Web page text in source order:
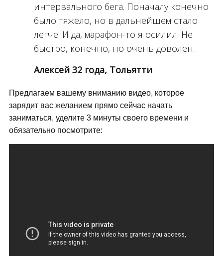
интервального бега. Поначалу конечно
было тяжело, но в дальнейшем стало
легче. И да, марафон-то я осилил. Не
быстро, конечно, но очень доволен.
Алексей 32 года, Тольятти
Предлагаем вашему вниманию видео, которое
зарядит вас желанием прямо сейчас начать
заниматься, уделите 3 минуты своего времени и
обязательно посмотрите: